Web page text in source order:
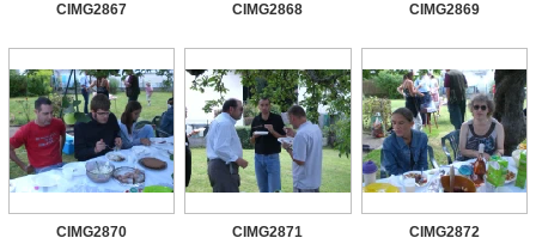
CIMG2867 CIMG2868 CIMG2869
CIMG2870 CIMG2871 CIMG2872